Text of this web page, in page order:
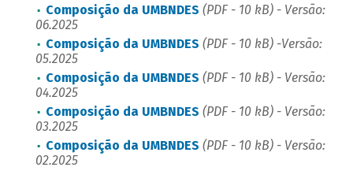
Composição da UMBNDES (PDF - 10 kB) - Versão:
06.2025
Composição da UMBNDES (PDF - 10 kB) -Versão:
05.2025
Composição da UMBNDES (PDF - 10 kB) - Versão:
04.2025
Composição da UMBNDES (PDF - 10 kB) - Versão:
03.2025
Composição da UMBNDES (PDF - 10 kB) - Versão:
02.2025